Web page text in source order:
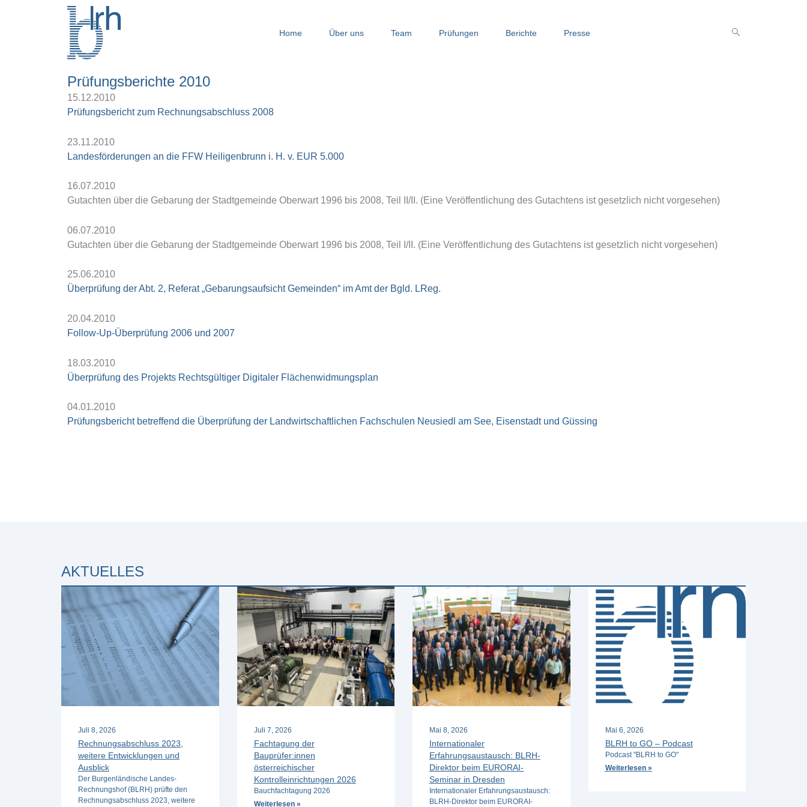
Home Über uns Team Prüfungen Berichte Presse
Prüfungsberichte 2010
15.12.2010
Prüfungsbericht zum Rechnungsabschluss 2008
23.11.2010
Landesförderungen an die FFW Heiligenbrunn i. H. v. EUR 5.000
16.07.2010
Gutachten über die Gebarung der Stadtgemeinde Oberwart 1996 bis 2008, Teil II/II. (Eine Veröffentlichung des Gutachtens ist gesetzlich nicht vorgesehen)
06.07.2010
Gutachten über die Gebarung der Stadtgemeinde Oberwart 1996 bis 2008, Teil I/II. (Eine Veröffentlichung des Gutachtens ist gesetzlich nicht vorgesehen)
25.06.2010
Überprüfung der Abt. 2, Referat „Gebarungsaufsicht Gemeinden“ im Amt der Bgld. LReg.
20.04.2010
Follow-Up-Überprüfung 2006 und 2007
18.03.2010
Überprüfung des Projekts Rechtsgültiger Digitaler Flächenwidmungsplan
04.01.2010
Prüfungsbericht betreffend die Überprüfung der Landwirtschaftlichen Fachschulen Neusiedl am See, Eisenstadt und Güssing
AKTUELLES
Juli 8, 2026
Rechnungsabschluss 2023,
weitere Entwicklungen und
Ausblick
Der Burgenländische Landes-
Rechnungshof (BLRH) prüfte den
Rechnungsabschluss 2023, weitere
Juli 7, 2026
Fachtagung der
Bauprüfer:innen
österreichischer
Kontrolleinrichtungen 2026
Bauchfachtagung 2026
Weiterlesen »
Mai 8, 2026
Internationaler
Erfahrungsaustausch: BLRH-
Direktor beim EURORAI-
Seminar in Dresden
Internationaler Erfahrungsaustausch:
BLRH-Direktor beim EURORAI-
Mai 6, 2026
BLRH to GO – Podcast
Podcast "BLRH to GO"
Weiterlesen »